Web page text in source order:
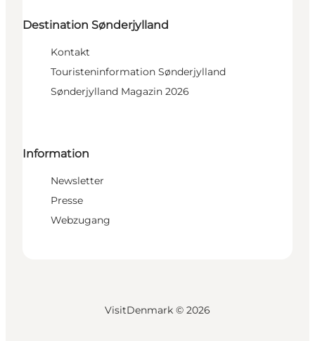
Destination Sønderjylland
Kontakt
Touristeninformation Sønderjylland
Sønderjylland Magazin 2026
Information
Newsletter
Presse
Webzugang
VisitDenmark © 2026